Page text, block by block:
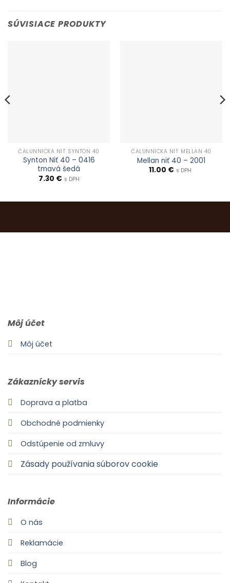
SÚVISIACE PRODUKTY
ČALUNNÍCKA NIŤ SYNTON 40
Synton Niť 40 – 0416
tmavá šedá
7.30 € s DPH
ČALUNNÍCKA NIŤ MELLAN 40
Mellan niť 40 – 2001
11.00 € s DPH
Môj účet
Môj účet
Zákaznícky servis
Doprava a platba
Obchodné podmienky
Odstúpenie od zmluvy
Zásady používania súborov cookie
Informácie
O nás
Reklamácie
Blog